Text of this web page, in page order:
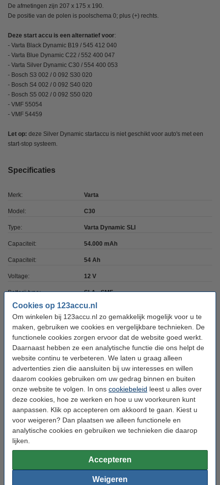
Cookies op 123accu.nl
Om winkelen bij 123accu.nl zo gemakkelijk mogelijk voor u te
maken, gebruiken we cookies en vergelijkbare technieken. De
functionele cookies zorgen ervoor dat de website goed werkt.
Daarnaast hebben ze een analytische functie die ons helpt de
website continu te verbeteren. We laten u graag alleen
advertenties zien die aansluiten bij uw interesses en willen
daarom cookies gebruiken om uw gedrag binnen en buiten
onze website te volgen. In ons cookiebeleid leest u alles over
deze cookies, hoe ze werken en hoe u uw voorkeuren kunt
aanpassen. Klik op accepteren om akkoord te gaan. Kiest u
voor weigeren? Dan plaatsen we alleen functionele en
analytische cookies en gebruiken we technieken die daarop
lijken.
Accepteren
Weigeren
De afmetingen zijn 207 x 175 x 190.
De positie van de polen is poolschema 0; plus (+) rechts.
Deze start accu is een alternatief voor:
- Varta Black Dynamic B19 / 545 412 040
- Varta Blue Dynamic C22 / 552 400 047
- Varta Silver Dynamic C30 / 554 400 053
- Bosch S3 002 / 0 092 S30 020
- Bosch S4 002 / 0 092 S40 020
- Bosch S5 002 / 0 092 S50 020
- VMF 55054
- VMF 54459
Let op: deze Silver Dynamic startaccu is niet geschikt voor auto's met een
start-stop systeem.
Specificaties
Merk: Varta
Model: C30
Type: Varta Dynamic SLI
Capaciteit: 54.000 mAh
Capaciteit: 54 Ah
Voltage: 12 V
Batterij type: SLA - SMF
Afmetingen: 207 x 175 x 190 mm
Aantal: 1
Bodembevestiging: B13
Start - Stop: Nee
Toepassing: Starten
DIN
Dit product vervangt partnummers:
0 092 S40 020
0092S40020
BDA 50
BDA50
EB500